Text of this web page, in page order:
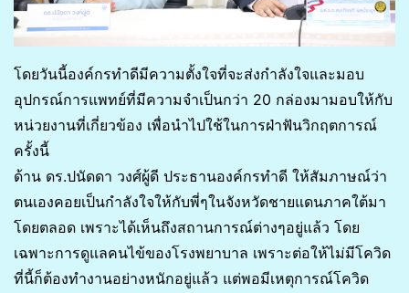
โดยวันนี้องค์กรทำดีมีความตั้งใจที่จะส่งกำลังใจและมอบ
อุปกรณ์การแพทย์ที่มีความจำเป็นกว่า 20 กล่องมามอบให้กับ
หน่วยงานที่เกี่ยวข้อง เพื่อนำไปใช้ในการฝ่าฟันวิกฤตการณ์
ครั้งนี้
ด้าน ดร.ปนัดดา วงศ์ผู้ดี ประธานองค์กรทำดี ให้สัมภาษณ์ว่า
ตนเองคอยเป็นกำลังใจให้กับพี่ๆในจังหวัดชายแดนภาคใต้มา
โดยตลอด เพราะได้เห็นถึงสถานการณ์ต่างๆอยู่แล้ว โดย
เฉพาะการดูแลคนไข้ของโรงพยาบาล เพราะต่อให้ไม่มีโควิด
ที่นี้ก็ต้องทำงานอย่างหนักอยู่แล้ว แต่พอมีเหตุการณ์โควิด